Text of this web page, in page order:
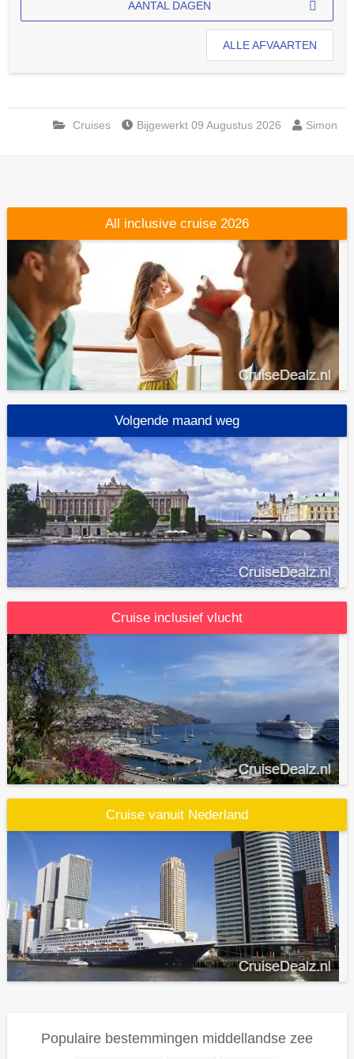
AANTAL DAGEN
ALLE AFVAARTEN
Cruises Bijgewerkt 09 Augustus 2026 Simon
All inclusive cruise 2026
Volgende maand weg
Cruise inclusief vlucht
Cruise vanuit Nederland
Populaire bestemmingen middellandse zee